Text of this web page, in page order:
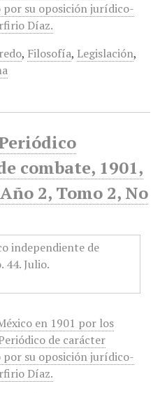
por su oposición jurídico-
Díaz.
, Filosofía, Legislación,
combate, 1901,
2, Tomo 2, No
en 1901 por los
de carácter
por su oposición jurídico-
Díaz.